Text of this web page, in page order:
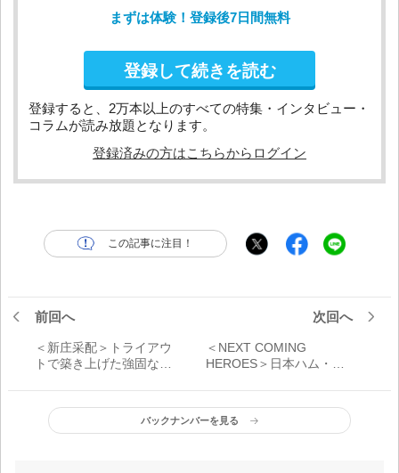
まずは体験！登録後7日間無料
登録して続きを読む
登録すると、2万本以上のすべての特集・インタビュー・
コラムが読み放題となります。
登録済みの方はこちらからログイン
この記事に注目！
前回へ
＜新庄采配＞トライアウ
トで築き上げた強固なチ
布陣を実現する経験値
次回へ
＜NEXT COMING
HEROES＞日本ハム・有
獅子...次代を担うスター
候補生
バックナンバーを見る